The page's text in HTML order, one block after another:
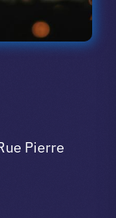
Pierre